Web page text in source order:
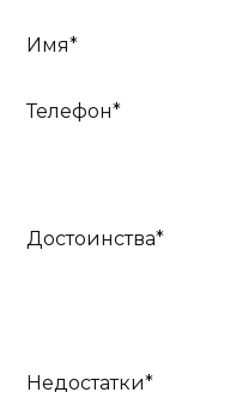
Имя*
Телефон*
Достоинства*
Недостатки*